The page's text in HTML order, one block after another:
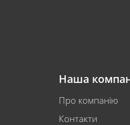
Наша
Про компанію
Контакти